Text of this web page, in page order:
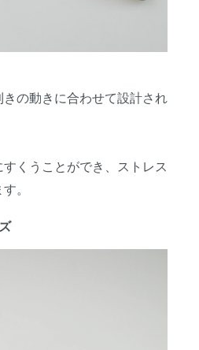
の動きに合わせて設計され
くうことができ、ストレス
。